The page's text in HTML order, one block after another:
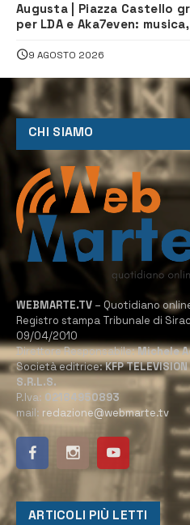
Augusta | Piazza Castello
per LDA e Aka7even:
9 AGOSTO 2026
CHI SIAMO
WEBMARTE.TV – Quotidiano
Registro stampa Tribunale di
09/04/2010
Direttore Responsabile:Michele
Società editrice:KFP
S.R.L.S.
P.Iva: 02184950893
mail: redazione@webmarte.tv
ARTICOLI PIÙ LETTI